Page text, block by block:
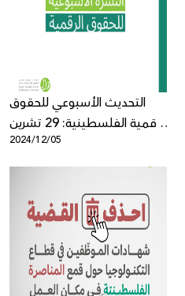
التحديث الأسبوعي للحقوق
الرقمية الفلسطينية: 29 تشرين
2024/12/05